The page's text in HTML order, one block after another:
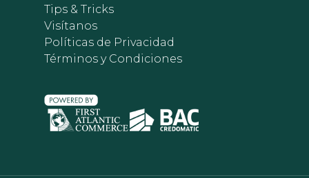
Tips & Tricks
Visítanos
Políticas de Privacidad
Términos y Condiciones